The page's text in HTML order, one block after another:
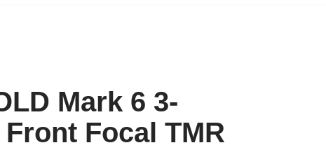
Mark 6 3-
Front Focal TMR